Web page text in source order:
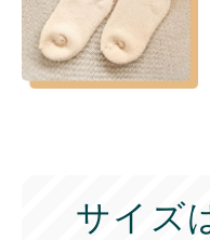
サイズ